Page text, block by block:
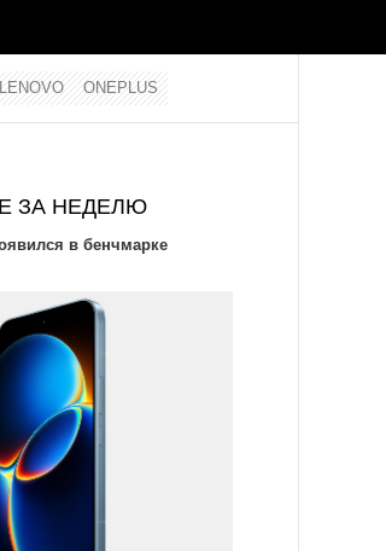
LENOVO ONEPLUS
ЗА НЕДЕЛЮ
в бенчмарке